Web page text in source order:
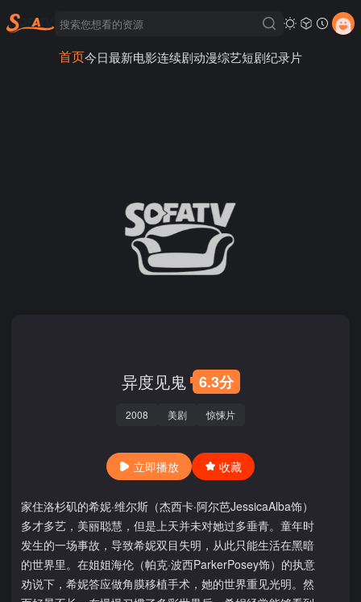
首页今日最新电影连续剧动漫综艺短剧纪录片
异度见鬼 6.3分
2008 美剧 惊悚片
立即播放 收藏
家住洛杉矶的希妮·维尔斯（杰西卡·阿尔芭JessicaAlba饰）
多才多艺，美丽聪慧，但是上天并未对她过多垂青。童年时
发生的一场事故，导致希妮双目失明，从此只能生活在黑暗
的世界里。在姐姐海伦（帕克·波西ParkerPosey饰）的执意
劝说下，希妮答应做角膜移植手术，她的世界重见光明。然